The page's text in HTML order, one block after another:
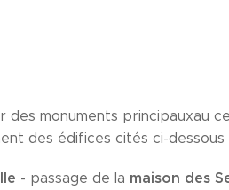
des monuments principauxau
des édifices cités ci-dessous
- passage de la maison des